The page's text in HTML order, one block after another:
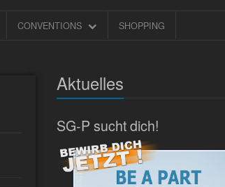
CONVENTIONS SHOPPING
Aktuelles
SG-P sucht dich!